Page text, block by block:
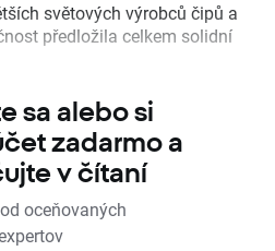
světových výrobců čipů a
předložila celkem solidní
sa alebo si
zadarmo a
v čítaní
oceňovaných